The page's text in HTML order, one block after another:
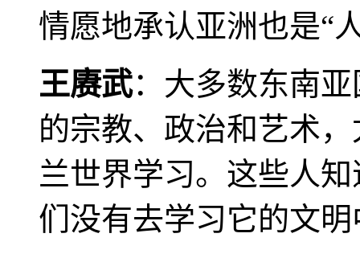
情愿地承认亚洲也是“
王赓武：大多数东南
的宗教、政治和艺术
兰世界学习。这些人
们没有去学习它的文